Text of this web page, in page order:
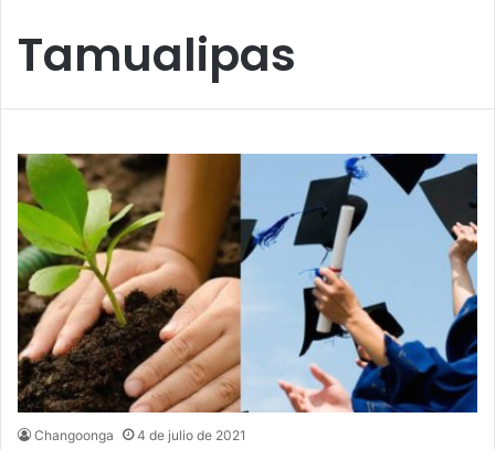
Tamualipas
Changoonga 4 de julio de 2021